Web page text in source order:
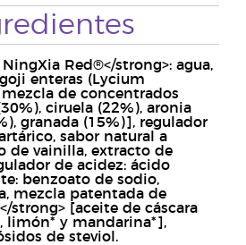
NingXia Red®</strong>: agua,
enteras (Lycium
de concentrados
ciruela (22%), aronia
granada (15%)], regulador
sabor natural a
de vainilla, extracto de
de acidez: ácido
benzoato de sodio,
mezcla patentada de
</strong> [aceite de cáscara
limón* y mandarina*],
de steviol.